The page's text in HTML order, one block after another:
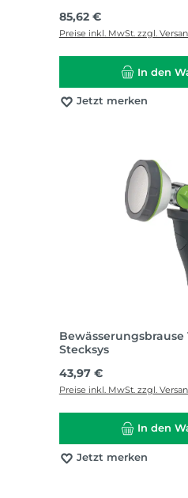
Regulärer Preis:
85,62 €
Preise inkl. MwSt. zzgl.
In den
Jetzt merken
Bewässerungsbrause
Stecksys
Regulärer Preis:
43,97 €
Preise inkl. MwSt. zzgl.
In den
Jetzt merken